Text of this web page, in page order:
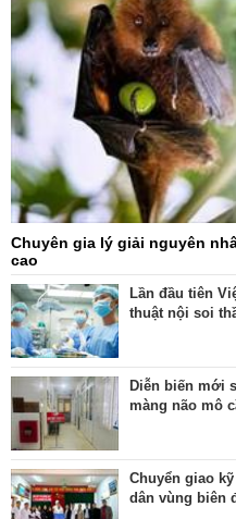
Chuyên gia lý giải nguyên
cao
Lần đầu tiên
thuật nội soi
Diễn biến mới
màng não mô
Chuyển giao
dân vùng biên